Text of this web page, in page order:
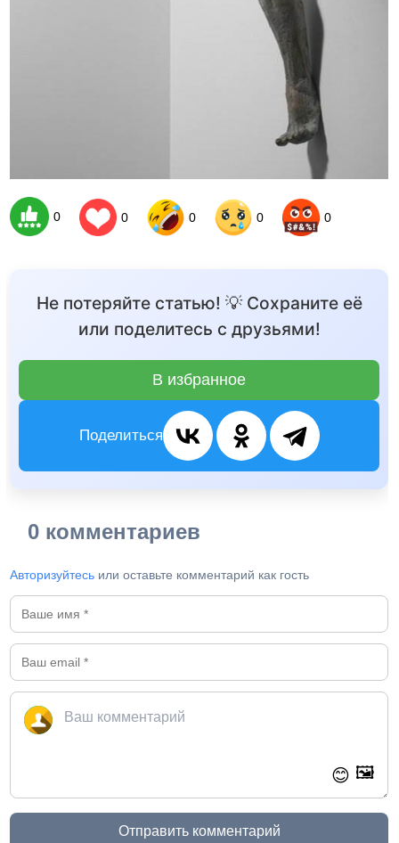
0 0 0 0 0
Не потеряйте статью! 💡 Сохраните её
или поделитесь с друзьями!
В избранное
Поделиться
0 комментариев
Авторизуйтесь или оставьте комментарий как гость
😊 🖼️
Отправить комментарий